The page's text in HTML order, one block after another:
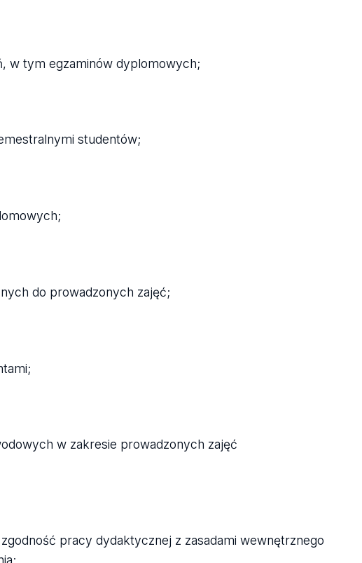
w tym egzaminów dyplomowych;
studentów;
do prowadzonych zajęć;
w zakresie prowadzonych zajęć
pracy dydaktycznej z zasadami wewnętrznego